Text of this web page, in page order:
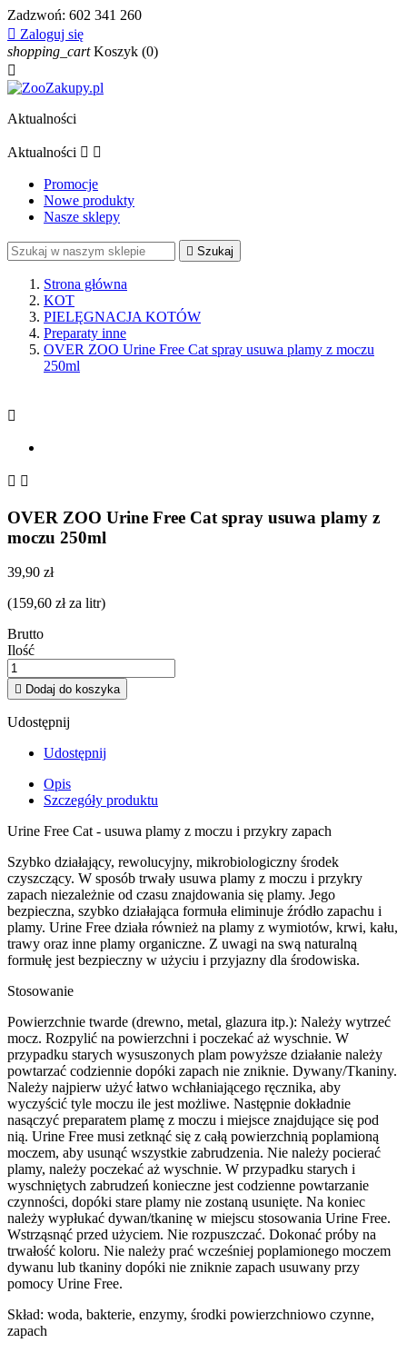
Zadzwoń: 602 341 260
 Zaloguj się
shopping_cart Koszyk (0)

Aktualności
Aktualności  
Promocje
Nowe produkty
Nasze sklepy
 Szukaj
Strona główna
KOT
PIELĘGNACJA KOTÓW
Preparaty inne
OVER ZOO Urine Free Cat spray usuwa plamy z moczu
250ml

 
OVER ZOO Urine Free Cat spray usuwa plamy z
moczu 250ml
39,90 zł
(159,60 zł za litr)
Brutto
Ilość
 Dodaj do koszyka
Udostępnij
Udostępnij
Opis
Szczegóły produktu
Urine Free Cat - usuwa plamy z moczu i przykry zapach
Szybko działający, rewolucyjny, mikrobiologiczny środek
czyszczący. W sposób trwały usuwa plamy z moczu i przykry
zapach niezależnie od czasu znajdowania się plamy. Jego
bezpieczna, szybko działająca formuła eliminuje źródło zapachu i
plamy. Urine Free działa również na plamy z wymiotów, krwi, kału,
trawy oraz inne plamy organiczne. Z uwagi na swą naturalną
formułę jest bezpieczny w użyciu i przyjazny dla środowiska.
Stosowanie
Powierzchnie twarde (drewno, metal, glazura itp.): Należy wytrzeć
mocz. Rozpylić na powierzchni i poczekać aż wyschnie. W
przypadku starych wysuszonych plam powyższe działanie należy
powtarzać codziennie dopóki zapach nie zniknie. Dywany/Tkaniny.
Należy najpierw użyć łatwo wchłaniającego ręcznika, aby
wyczyścić tyle moczu ile jest możliwe. Następnie dokładnie
nasączyć preparatem plamę z moczu i miejsce znajdujące się pod
nią. Urine Free musi zetknąć się z całą powierzchnią poplamioną
moczem, aby usunąć wszystkie zabrudzenia. Nie należy pocierać
plamy, należy poczekać aż wyschnie. W przypadku starych i
wyschniętych zabrudzeń konieczne jest codzienne powtarzanie
czynności, dopóki stare plamy nie zostaną usunięte. Na koniec
należy wypłukać dywan/tkaninę w miejscu stosowania Urine Free.
Wstrząsnąć przed użyciem. Nie rozpuszczać. Dokonać próby na
trwałość koloru. Nie należy prać wcześniej poplamionego moczem
dywanu lub tkaniny dopóki nie zniknie zapach usuwany przy
pomocy Urine Free.
Skład: woda, bakterie, enzymy, środki powierzchniowo czynne,
zapach